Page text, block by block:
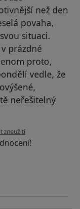
než den
povaha,
situaci.
prázdné
proto,
vedle, že
neřešitelný
uživatele MZ
zneužití